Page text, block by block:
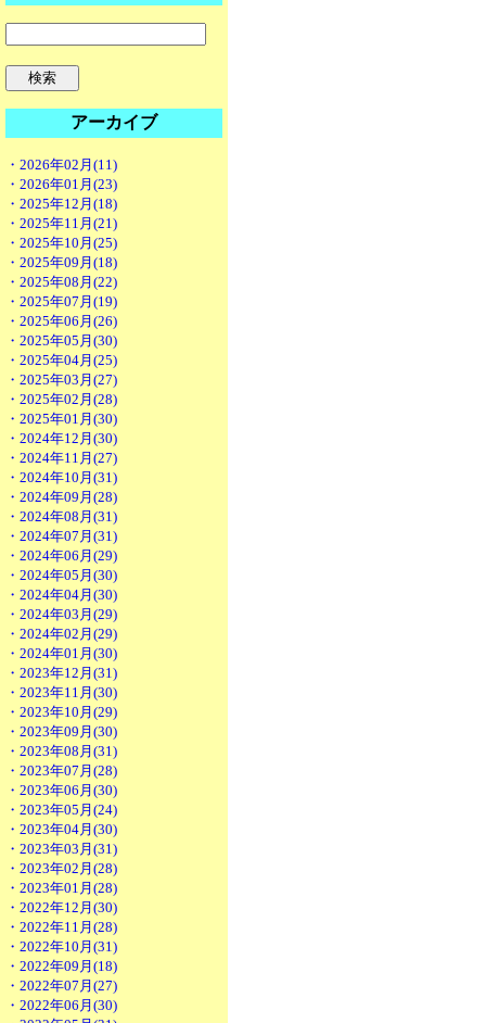
アーカイブ
・2026年02月(11)
・2026年01月(23)
・2025年12月(18)
・2025年11月(21)
・2025年10月(25)
・2025年09月(18)
・2025年08月(22)
・2025年07月(19)
・2025年06月(26)
・2025年05月(30)
・2025年04月(25)
・2025年03月(27)
・2025年02月(28)
・2025年01月(30)
・2024年12月(30)
・2024年11月(27)
・2024年10月(31)
・2024年09月(28)
・2024年08月(31)
・2024年07月(31)
・2024年06月(29)
・2024年05月(30)
・2024年04月(30)
・2024年03月(29)
・2024年02月(29)
・2024年01月(30)
・2023年12月(31)
・2023年11月(30)
・2023年10月(29)
・2023年09月(30)
・2023年08月(31)
・2023年07月(28)
・2023年06月(30)
・2023年05月(24)
・2023年04月(30)
・2023年03月(31)
・2023年02月(28)
・2023年01月(28)
・2022年12月(30)
・2022年11月(28)
・2022年10月(31)
・2022年09月(18)
・2022年07月(27)
・2022年06月(30)